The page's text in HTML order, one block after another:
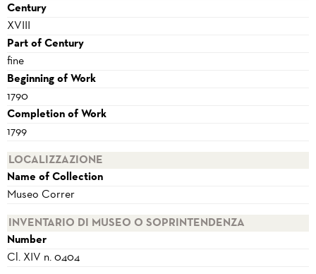
Century
XVIII
Part of Century
fine
Beginning of Work
1790
Completion of Work
1799
LOCALIZZAZIONE
Name of Collection
Museo Correr
INVENTARIO DI MUSEO O SOPRINTENDENZA
Number
Cl. XIV n. 0404